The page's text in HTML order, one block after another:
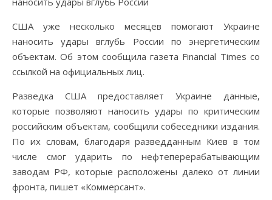
США уже несколько месяцев помогают Украине
наносить удары вглубь России по энергетическим
объектам. Об этом сообщила газета Financial Times со
ссылкой на официальных лиц.
Разведка США предоставляет Украине данные,
которые позволяют наносить удары по критическим
российским объектам, сообщили собеседники издания.
По их словам, благодаря разведданным Киев в том
числе смог ударить по нефтеперерабатывающим
заводам РФ, которые расположены далеко от линии
фронта, пишет «Коммерсант».